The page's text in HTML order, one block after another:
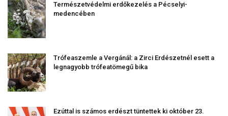
Természetvédelmi erdőkezelés a Pécselyi-
medencében
Trófeaszemle a Vergánál: a Zirci Erdészetnél esett a
legnagyobb trófeatömegű bika
Ezúttal is számos erdészt tüntettek ki október 23.